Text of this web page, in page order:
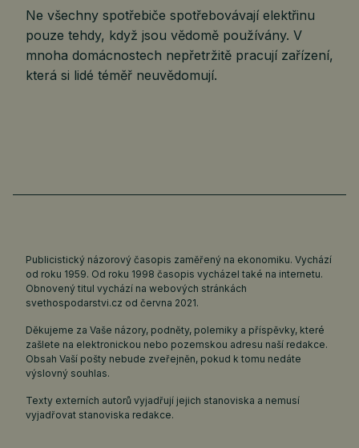
Ne všechny spotřebiče spotřebovávají elektřinu
pouze tehdy, když jsou vědomě používány. V
mnoha domácnostech nepřetržitě pracují zařízení,
která si lidé téměř neuvědomují.
Publicistický názorový časopis zaměřený na ekonomiku. Vychází
od roku 1959. Od roku 1998 časopis vycházel také na internetu.
Obnovený titul vychází na webových stránkách
svethospodarstvi.cz od června 2021.
Děkujeme za Vaše názory, podněty, polemiky a příspěvky, které
zašlete na elektronickou nebo pozemskou adresu naší redakce.
Obsah Vaší pošty nebude zveřejněn, pokud k tomu nedáte
výslovný souhlas.
Texty externích autorů vyjadřují jejich stanoviska a nemusí
vyjadřovat stanoviska redakce.